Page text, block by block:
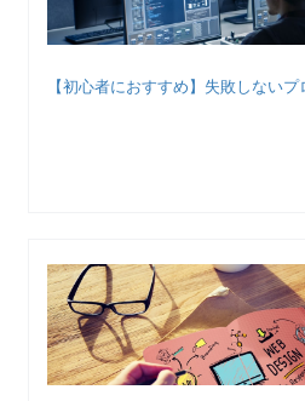
【初心者におすすめ】失敗しない